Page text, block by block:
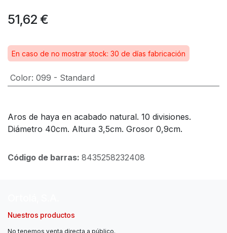
51,62 €
En caso de no mostrar stock: 30 de días fabricación
Color: 099 - Standard
Aros de haya en acabado natural. 10 divisiones.
Diámetro 40cm. Altura 3,5cm. Grosor 0,9cm.
Código de barras: 8435258232408
Nuestros productos
No tenemos venta directa a público.